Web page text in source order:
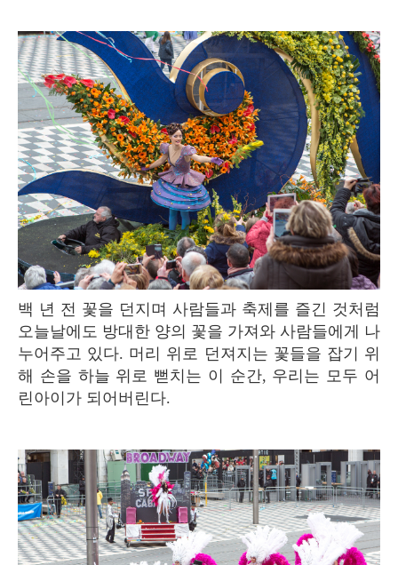
백 년 전 꽃을 던지며 사람들과 축제를 즐긴 것처럼
오늘날에도 방대한 양의 꽃을 가져와 사람들에게 나
누어주고 있다. 머리 위로 던져지는 꽃들을 잡기 위
해 손을 하늘 위로 뻗치는 이 순간, 우리는 모두 어
린아이가 되어버린다.